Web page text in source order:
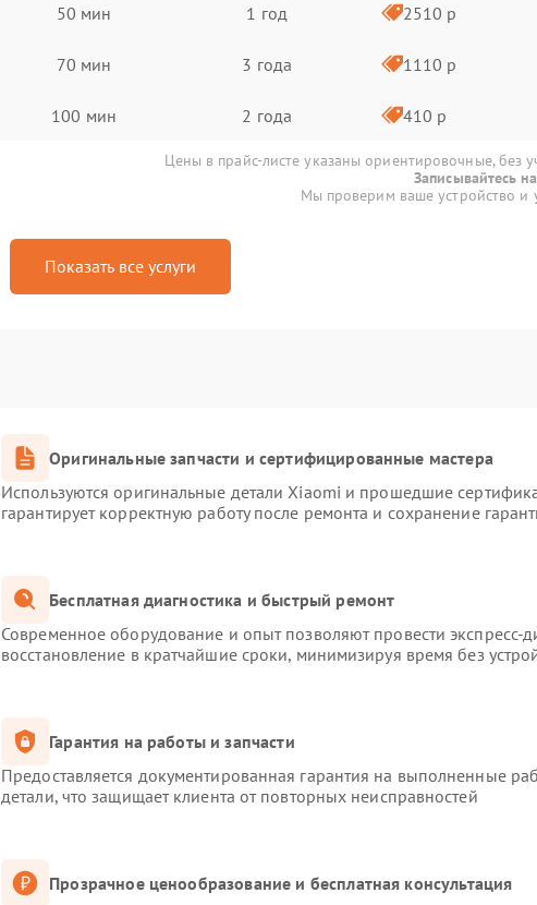
50 мин 1 год 2510 р
70 мин 3 года 1110 р
100 мин 2 года 410 р
Цены в прайс-листе указаны ориентировочные, без
Записывайтесь
Мы проверим ваше устройство и
Показать все услуги
Оригинальные запчасти и сертифицированные мастера
Используются оригинальные детали Xiaomi и прошедшие
гарантирует корректную работу после ремонта и сохранение
Бесплатная диагностика и быстрый ремонт
Современное оборудование и опыт позволяют провести экспресс-
восстановление в кратчайшие сроки, минимизируя время без
Гарантия на работы и запчасти
Предоставляется документированная гарантия на выполненные
детали, что защищает клиента от повторных неисправностей
Прозрачное ценообразование и бесплатная консультация